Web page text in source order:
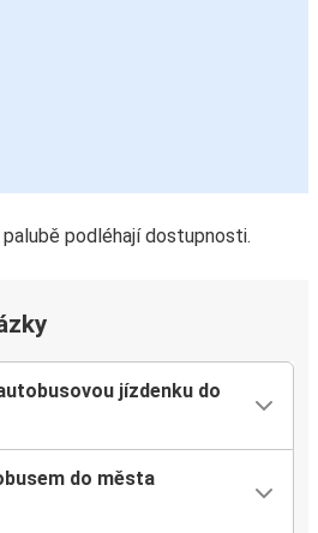
podléhají dostupnosti.
jízdenku do
do města